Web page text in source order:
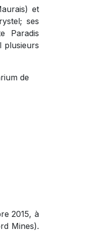
et
ses
Paradis
plusieurs
de
2015, à
Mines).